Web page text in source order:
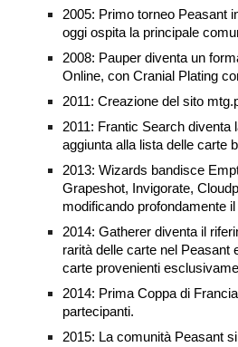
2005: Primo torneo Peasant
oggi ospita la principale
2008: Pauper diventa un
Online, con Cranial Plating
2011: Creazione del sito
2011: Frantic Search diventa
aggiunta alla lista delle carte
2013: Wizards bandisce
Grapeshot, Invigorate,
modificando profondamente
2014: Gatherer diventa il
rarità delle carte nel Peasant
carte provenienti
2014: Prima Coppa di
partecipanti.
2015: La comunità Peasant